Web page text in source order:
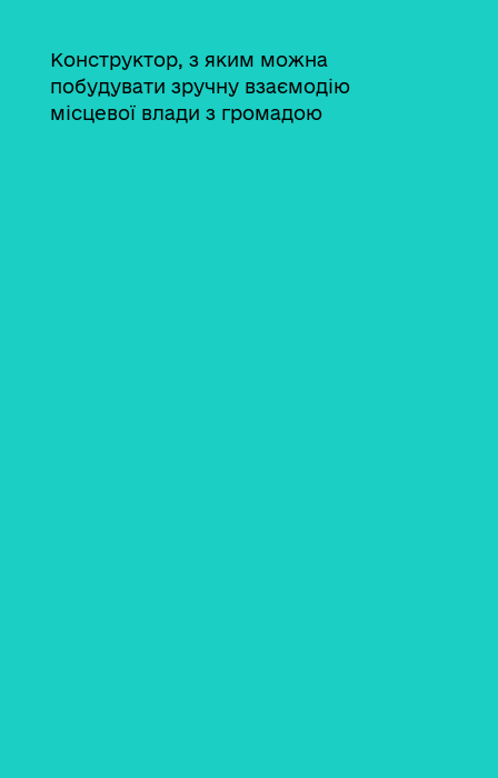
Конструктор, з яким можна
побудувати зручну взаємодію
місцевої влади з громадою